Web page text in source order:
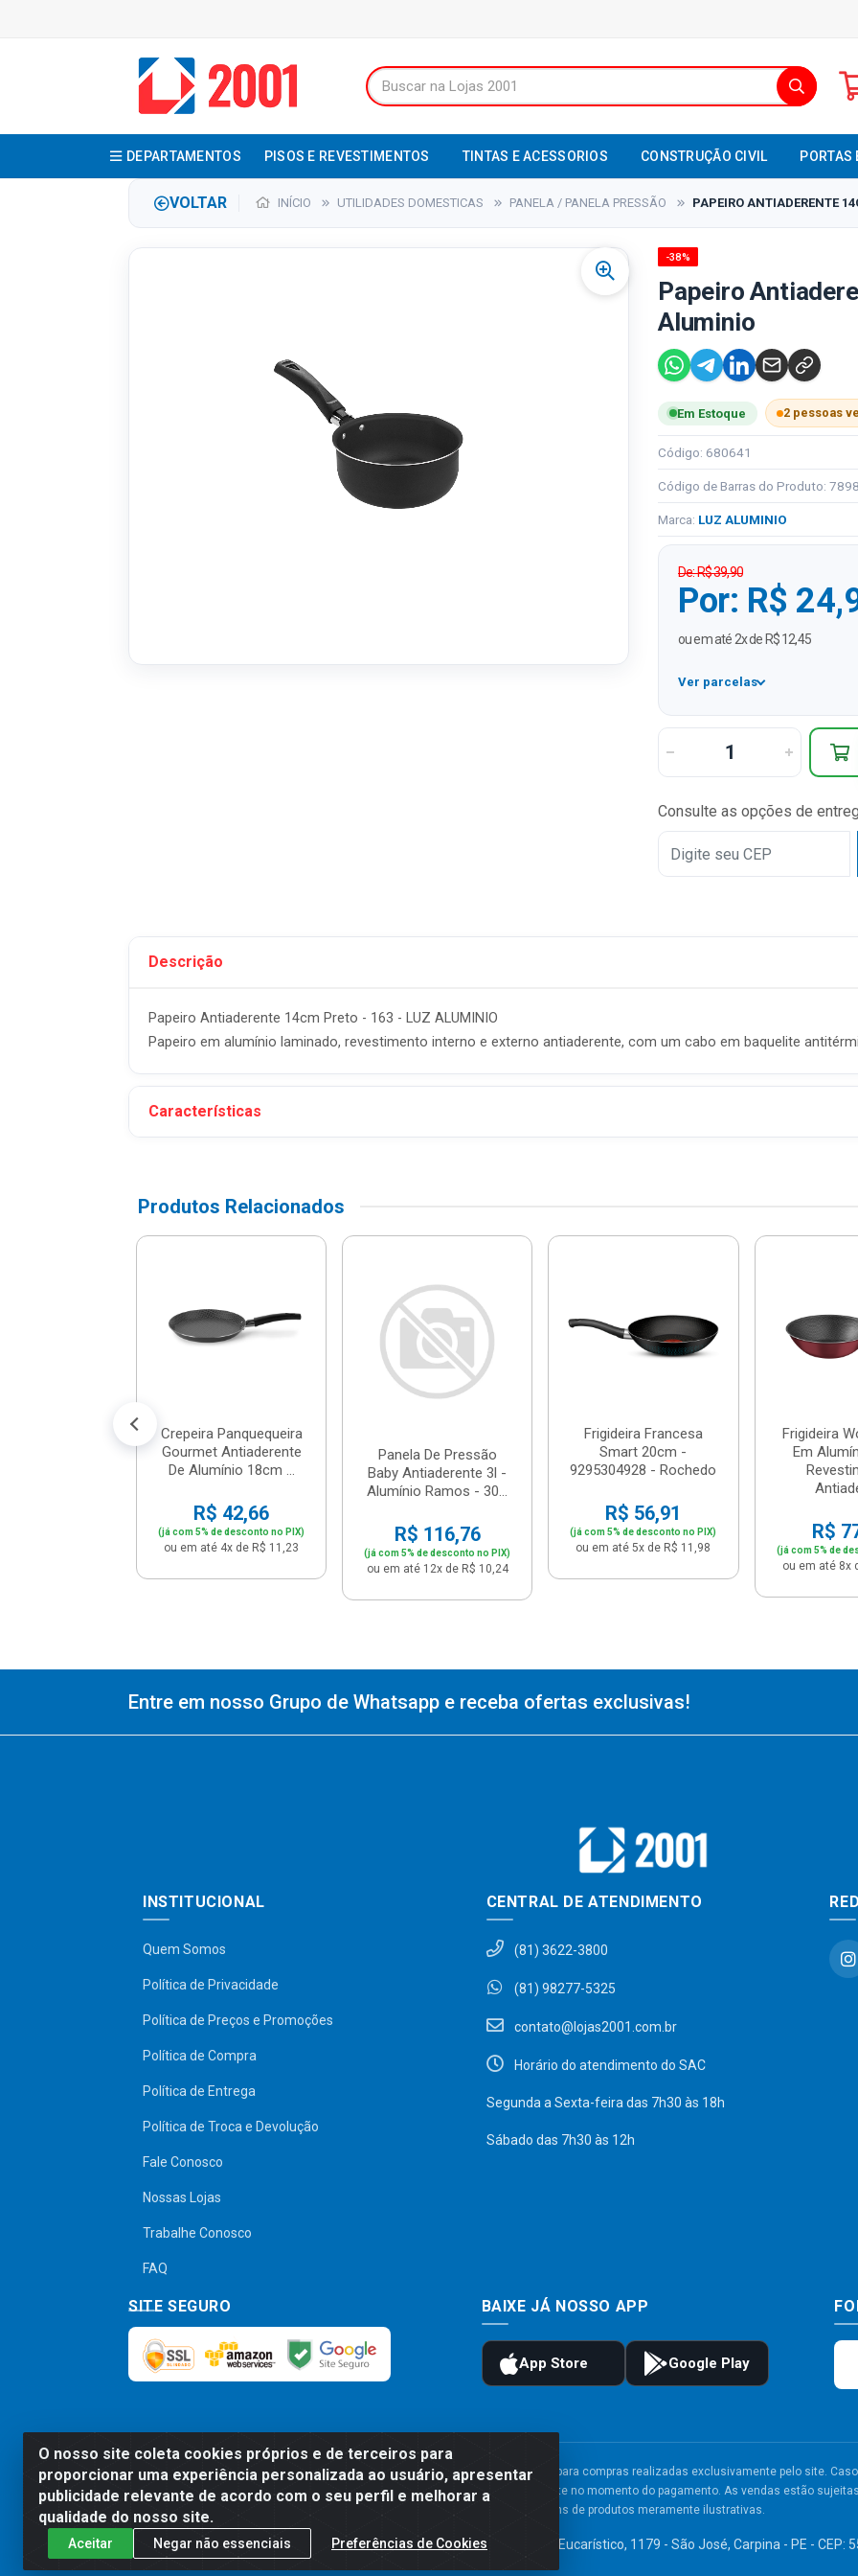
DEPARTAMENTOS PISOS E REVESTIMENTOS TINTAS E ACESSORIOS CONSTRUÇÃO CIVIL PORTAS
VOLTAR INÍCIO UTILIDADES DOMESTICAS PANELA / PANELA PRESSÃO PAPEIRO ANTIADERENTE
-38%
Papeiro
Aluminio
Em Estoque 2 pessoas
Código: 680641
Código de Barras do Produto:
Marca: LUZ ALUMINIO
De: R$ 39,90
Por: R$
ou em até 2x de R$ 12,45
Ver parcelas
1x
Consulte as opções de
Descrição
Papeiro Antiaderente 14cm Preto - 163 - LUZ ALUMINIO
Papeiro em alumínio laminado, revestimento interno e externo antiaderente, com um cabo em baquelite
Características
Produtos Relacionados
Crepeira Panquequeira
Gourmet Antiaderente
De Alumínio 18cm ...
R$ 42,66
(já com 5% de desconto no PIX)
ou em até 4x de R$ 11,23
Panela De Pressão
Baby Antiaderente 3l -
Alumínio Ramos - 30...
R$ 116,76
(já com 5% de desconto no PIX)
ou em até 12x de R$ 10,24
Frigideira Francesa
Smart 20cm -
9295304928 - Rochedo
R$ 56,91
(já com 5% de desconto no PIX)
ou em até 5x de R$ 11,98
Frigideira
Em
R$
(já com 5% de
ou em até 8x
O nosso site coleta cookies próprios e de terceiros para
proporcionar uma experiência personalizada ao usuário, apresentar
publicidade relevante de acordo com o seu perfil e melhorar a
qualidade do nosso site.
Aceitar Negar não essenciais Preferências de Cookies
Entre em nosso Grupo de Whatsapp e receba ofertas exclusivas!
INSTITUCIONAL
Quem Somos
Política de Privacidade
Política de Preços e Promoções
Política de Compra
Política de Entrega
Política de Troca e Devolução
Fale Conosco
Nossas Lojas
Trabalhe Conosco
FAQ
CENTRAL DE ATENDIMENTO
(81) 3622-3800
(81) 98277-5325
contato@lojas2001.com.br
Horário do atendimento do SAC
Segunda a Sexta-feira das 7h30 às 18h
Sábado das 7h30 às 12h
SITE SEGURO BAIXE JÁ NOSSO APP
Preços, promoções, condições de pagamento e frete são válidos para compras realizadas exclusivamente pelo site.
será válido o preço que for exibido no carrinho de compras do site no momento do pagamento. As vendas estão
Imagens de produtos meramente ilustrativas.
Comercial de Construção 2001 LTDA - Av. Congresso Eucarístico, 1179 - São José, Carpina - PE -